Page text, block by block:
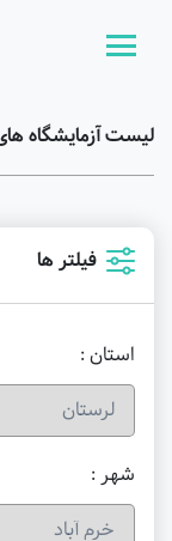
لیست آزمایشگاه
فیلتر ها
استان :
شهر :